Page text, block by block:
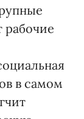
рабочие
в самом